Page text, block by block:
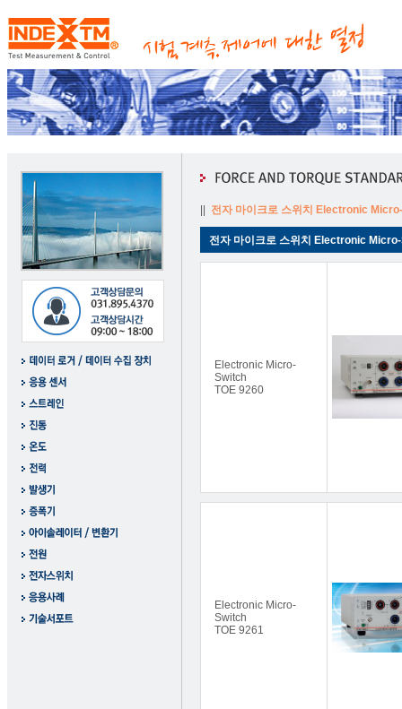
전자 마이크로 스위치 Electronic
전자 마이크로 스위치 Electronic
Electronic Micro-
Switch
TOE 9260
Electronic Micro-
Switch
TOE 9261